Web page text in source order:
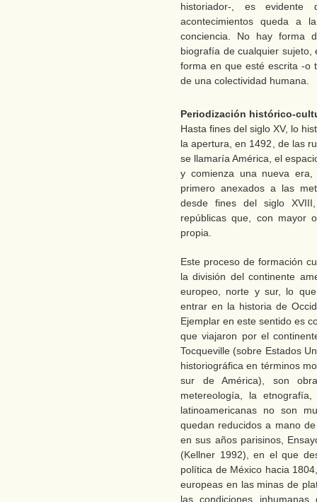
historiador-, es
acontecimientos queda a
conciencia. No hay forma
biografía de cualquier
forma en que esté escrita -o
de una colectividad humana.
Periodización histórico-
Hasta fines del siglo XV, lo
la apertura, en 1492, de las
se llamaría América, el
y comienza una nueva
primero anexados a las
desde fines del siglo
repúblicas que, con mayor
propia.
Este proceso de formación
la división del continente
europeo, norte y sur, lo
entrar en la historia de
Ejemplar en este sentido es
que viajaron por el
Tocqueville (sobre Estados
historiográfica en términos
sur de América), son
metereología, la
latinoamericanas no son
quedan reducidos a mano
en sus años parisinos,
(Kellner 1992), en el que
política de México hacia
europeas en las minas de
las condiciones